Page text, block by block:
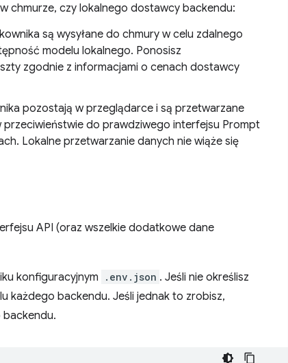
chmurze, czy lokalnego dostawcy backendu:
są wysyłane do chmury w celu zdalnego
modelu lokalnego. Ponosisz
zgodnie z informacjami o cenach dostawcy
pozostają w przeglądarce i są przetwarzane
do prawdziwego interfejsu Prompt
Lokalne przetwarzanie danych nie wiąże się
API (oraz wszelkie dodatkowe dane
konfiguracyjnym .env.json . Jeśli nie określisz
każdego backendu. Jeśli jednak to zrobisz,
backendu.